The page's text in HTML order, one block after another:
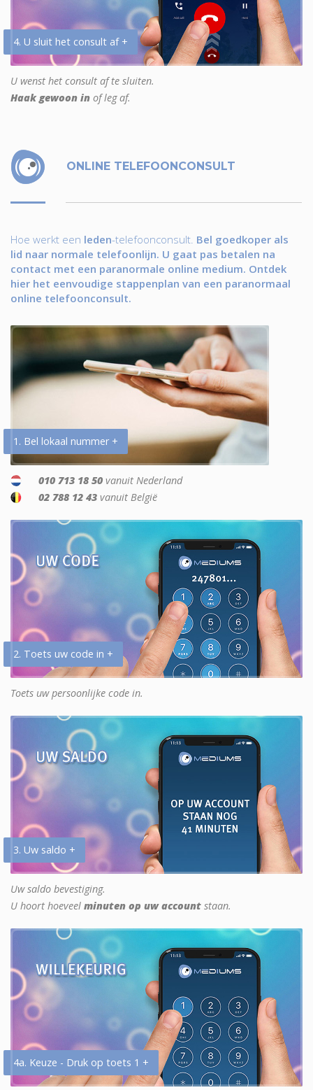
4. U sluit het consult af +
U wenst het consult af te sluiten.
Haak gewoon in of leg af.
ONLINE TELEFOONCONSULT
Hoe werkt een leden-telefoonconsult. Bel goedkoper als
lid naar normale telefoonlijn. U gaat pas betalen na
contact met een paranormale online medium. Ontdek
hier het eenvoudige stappenplan van een paranormaal
online telefoonconsult.
1. Bel lokaal nummer +
010 713 18 50 vanuit Nederland
02 788 12 43 vanuit België
2. Toets uw code in +
Toets uw persoonlijke code in.
3. Uw saldo +
Uw saldo bevestiging.
U hoort hoeveel minuten op uw account staan.
4a. Keuze - Druk op toets 1 +